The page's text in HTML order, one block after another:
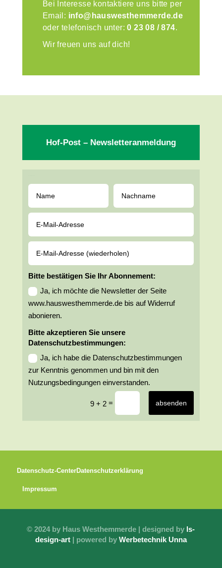
Bei Interesse kontaktiere uns bitte per
Email: info@hauswesthemmerde.de
oder telefonisch unter:0 23 08 / 874.
Wir freuen uns auf dich!
Hof-Post – Newsletteranmeldung
Bitte bestätigen Sie Ihr Abonnement:
Ja, ich möchte die Newsletter der Seite
www.hauswesthemmerde.de bis auf Widerruf
abonieren.
Bitte akzeptieren Sie unsere
Datenschutzbestimmungen:
Ja, ich habe die Datenschutzbestimmungen
zur Kenntnis genommen und bin mit den
Nutzungsbedingungen einverstanden.
9 + 2 = absenden
Datenschutz-CenterDatenschutzerklärung
Impressum
© 2024 by Haus Westhemmerde | designed by ls-
design-art| powered by Werbetechnik Unna